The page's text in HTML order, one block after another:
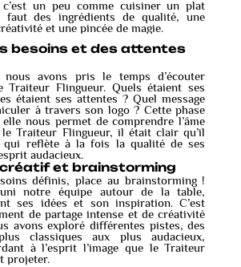
un peu comme cuisiner un plat
faut des ingrédients de qualité, une
et une pincée de magie.
besoins et des attentes
avons pris le temps d’écouter
Traiteur Flingueur. Quels étaient ses
étaient ses attentes ? Quel message
à travers son logo ? Cette phase
nous permet de comprendre l’âme
Traiteur Flingueur, il était clair qu’il
qui reflète à la fois la qualité de ses
audacieux.
et brainstorming
définis, place au brainstorming !
notre équipe autour de la table,
ses idées et son inspiration. C’est
de partage intense et de créativité
avons exploré différentes pistes, des
classiques aux plus audacieux,
à l’esprit l’image que le Traiteur
projeter.